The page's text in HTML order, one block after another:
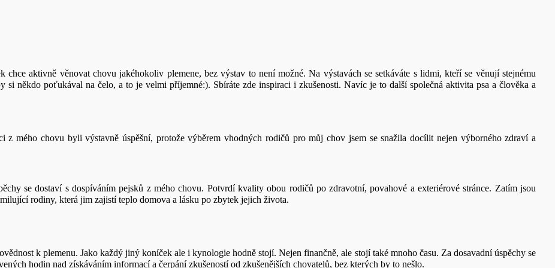
aktivně věnovat chovu jakéhokoliv plemene, bez výstav to není možné. Na výstavách se setkáváte s lidmi, kteří se věnují stejnému
si někdo poťukával na čelo, a to je velmi příjemné:). Sbíráte zde inspiraci i zkušenosti. Navíc je to další společná aktivita psa a člověka a
z mého chovu byli výstavně úspěšní, protože výběrem vhodných rodičů pro můj chov jsem se snažila docílit nejen výborného zdraví a
se dostaví s dospíváním pejsků z mého chovu. Potvrdí kvality obou rodičů po zdravotní, povahové a exteriérové stránce. Zatím jsou
rodiny, která jim zajistí teplo domova a lásku po zbytek jejich života.
k plemenu. Jako každý jiný koníček ale i kynologie hodně stojí. Nejen finančně, ale stojí také mnoho času. Za dosavadní úspěchy se
hodin nad získáváním informací a čerpání zkušeností od zkušenějších chovatelů, bez kterých by to nešlo.